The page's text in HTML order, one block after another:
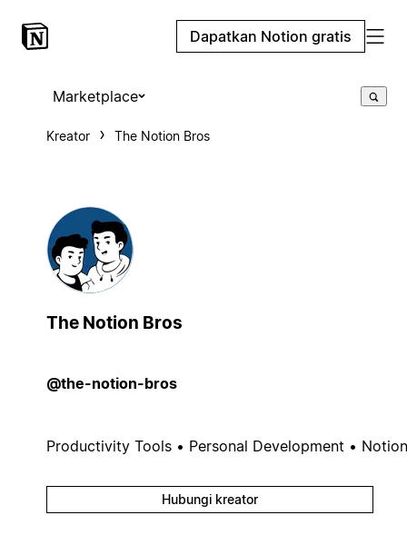
Dapatkan Notion gratis
Marketplace
Kreator The Notion Bros
The Notion Bros
@the-notion-bros
Productivity Tools • Personal Development • Notion
Hubungi kreator